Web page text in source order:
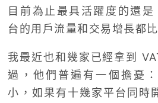
目前為止最具活躍度的還
台的用戶流量和交易增長都
我最近也和幾家已經拿到
過，他們普遍有一個擔憂
小，如果有十幾家平台同時